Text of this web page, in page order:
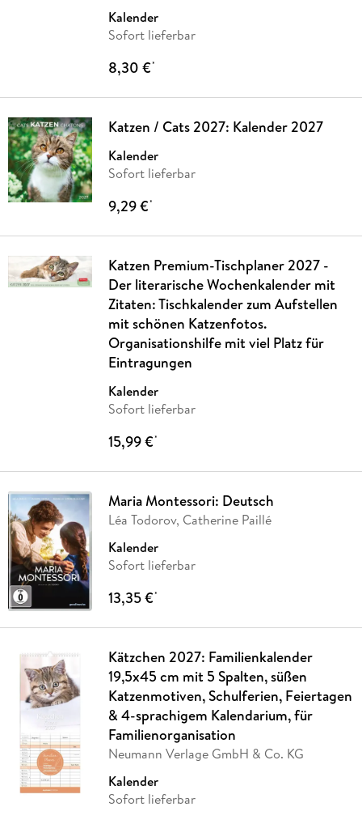
Kalender
Sofort lieferbar
8,30 €*
Katzen / Cats 2027: Kalender 2027
Kalender
Sofort lieferbar
9,29 €*
Katzen Premium-Tischplaner 2027 -
Der literarische Wochenkalender mit
Zitaten: Tischkalender zum Aufstellen
mit schönen Katzenfotos.
Organisationshilfe mit viel Platz für
Eintragungen
Kalender
Sofort lieferbar
15,99 €*
Maria Montessori: Deutsch
Léa Todorov, Catherine Paillé
Kalender
Sofort lieferbar
13,35 €*
Kätzchen 2027: Familienkalender
19,5x45 cm mit 5 Spalten, süßen
Katzenmotiven, Schulferien, Feiertagen
& 4-sprachigem Kalendarium, für
Familienorganisation
Neumann Verlage GmbH & Co. KG
Kalender
Sofort lieferbar